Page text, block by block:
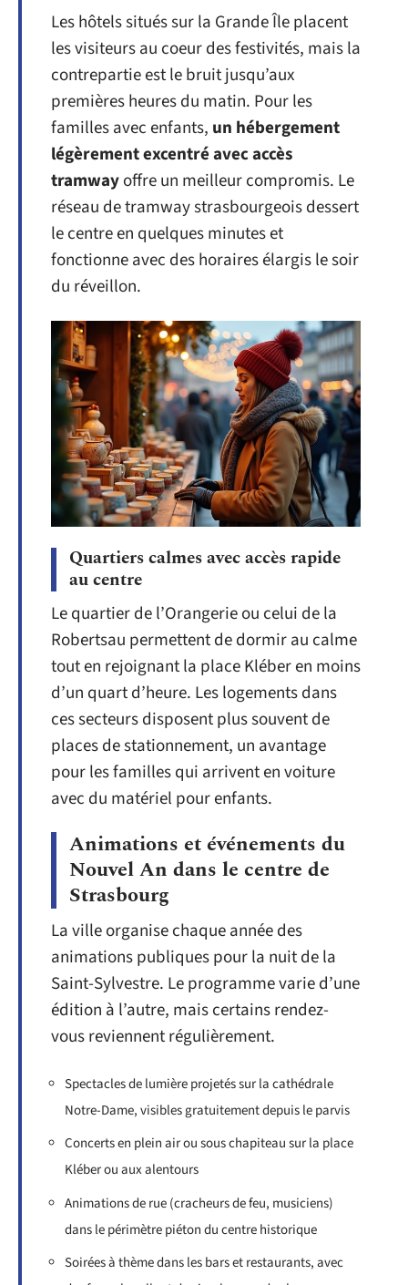
Les hôtels situés sur la Grande Île placent
les visiteurs au coeur des festivités, mais la
contrepartie est le bruit jusqu’aux
premières heures du matin. Pour les
familles avec enfants, un hébergement
légèrement excentré avec accès
tramwayoffre un meilleur compromis. Le
réseau de tramway strasbourgeois dessert
le centre en quelques minutes et
fonctionne avec des horaires élargis le soir
du réveillon.
Quartiers calmes avec accès rapide
au centre
Le quartier de l’Orangerie ou celui de la
Robertsau permettent de dormir au calme
tout en rejoignant la place Kléber en moins
d’un quart d’heure. Les logements dans
ces secteurs disposent plus souvent de
places de stationnement, un avantage
pour les familles qui arrivent en voiture
avec du matériel pour enfants.
Animations et événements du
Nouvel An dans le centre de
Strasbourg
La ville organise chaque année des
animations publiques pour la nuit de la
Saint-Sylvestre. Le programme varie d’une
édition à l’autre, mais certains rendez-
vous reviennent régulièrement.
Spectacles de lumière projetés sur la cathédrale
Notre-Dame, visibles gratuitement depuis le parvis
Concerts en plein air ou sous chapiteau sur la place
Kléber ou aux alentours
Animations de rue (cracheurs de feu, musiciens)
dans le périmètre piéton du centre historique
Soirées à thème dans les bars et restaurants, avec